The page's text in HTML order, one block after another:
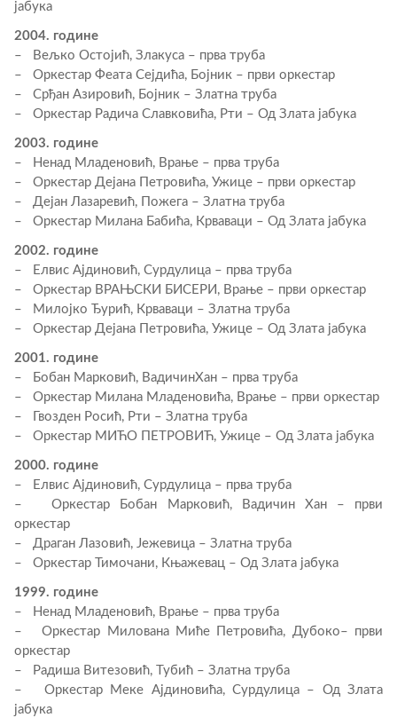
јабука
2004. године
– Вељко Остојић, Злакуса – прва труба
– Оркестар Феата Сејдића, Бојник – први оркестар
– Срђан Азировић, Бојник – Златна труба
– Оркестар Радича Славковића, Рти – Од Злата јабука
2003. године
– Ненад Младеновић, Врање – прва труба
– Оркестар Дејана Петровића, Ужице – први оркестар
– Дејан Лазаревић, Пожега – Златна труба
– Оркестар Милана Бабића, Крваваци – Од Злата јабука
2002. године
– Елвис Ајдиновић, Сурдулица – прва труба
– Оркестар ВРАЊСКИ БИСЕРИ, Врање – први оркестар
– Милојко Ђурић, Крваваци – Златна труба
– Оркестар Дејана Петровића, Ужице – Од Злата јабука
2001. године
– Бобан Марковић, ВадичинХан – прва труба
– Оркестар Милана Младеновића, Врање – први оркестар
– Гвозден Росић, Рти – Златна труба
– Оркестар МИЋО ПЕТРОВИЋ, Ужице – Од Злата јабука
2000. године
– Елвис Ајдиновић, Сурдулица – прва труба
– Оркестар Бобан Марковић, Вадичин Хан – први
оркестар
– Драган Лазовић, Јежевица – Златна труба
– Оркестар Тимочани, Књажевац – Од Злата јабука
1999. године
– Ненад Младеновић, Врање – прва труба
– Оркестар Милована Миће Петровића, Дубоко– први
оркестар
– Радиша Витезовић, Тубић – Златна труба
– Оркестар Меке Ајдиновића, Сурдулица – Од Злата
јабука